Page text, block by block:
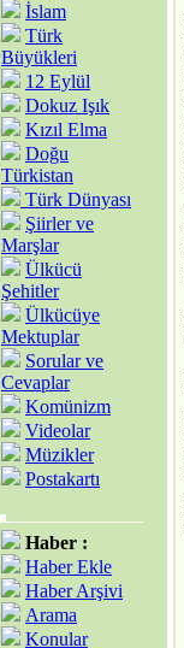
İslam
Türk
Büyükleri
12 Eylül
Dokuz Işık
Kızıl Elma
Doğu
Türkistan
Türk Dünyası
Şiirler ve
Marşlar
Ülkücü
Şehitler
Ülkücüye
Mektuplar
Sorular ve
Cevaplar
Komünizm
Videolar
Müzikler
Postakartı
Haber :
Haber Ekle
Haber Arşivi
Arama
Konular